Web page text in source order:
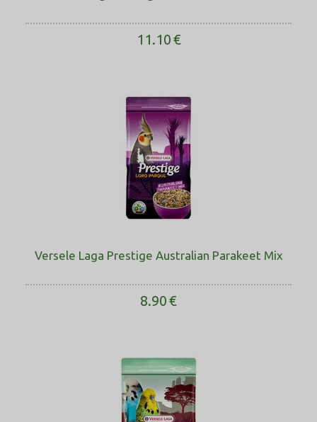
11.10€
Versele Laga Prestige Australian Parakeet Mix
8.90€